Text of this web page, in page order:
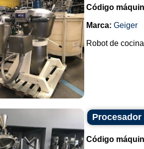
Código
Marca: Geiger
Robot de
Código